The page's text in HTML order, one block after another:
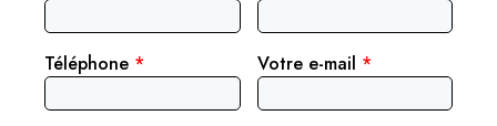
Téléphone * Votre e-mail *